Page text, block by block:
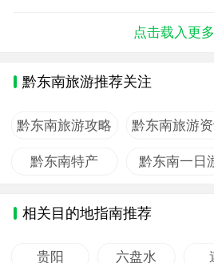
点击载入更多
黔东南旅游推荐关注
黔东南旅游攻略 黔东南旅游
黔东南特产 黔东南一日
相关目的地指南推荐
贵阳 六盘水